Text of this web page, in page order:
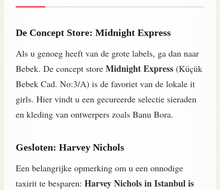
De Concept Store: Midnight Express
Als u genoeg heeft van de grote labels, ga dan naar
Bebek. De concept store Midnight Express (Küçük
Bebek Cad. No:3/A) is de favoriet van de lokale it
girls. Hier vindt u een gecureerde selectie sieraden
en kleding van ontwerpers zoals Banu Bora.
Gesloten: Harvey Nichols
Een belangrijke opmerking om u een onnodige
taxirit te besparen: Harvey Nichols in Istanbul is